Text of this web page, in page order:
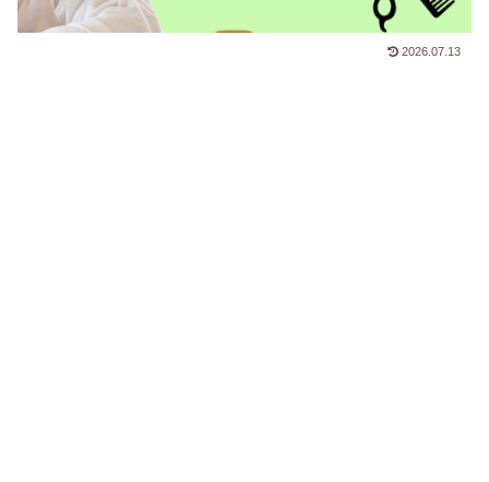
2026.07.13